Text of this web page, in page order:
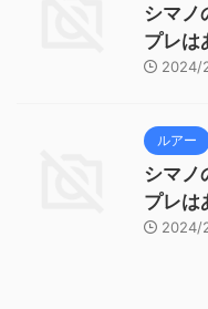
シマノ
プレは
2024/
ルアー
シマノ
プレは
2024/